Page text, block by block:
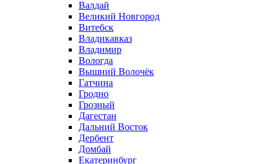
Валдай
Великий Новгород
Витебск
Владикавказ
Владимир
Вологда
Вышний Волочёк
Гатчина
Гродно
Грозный
Дагестан
Дальний Восток
Дербент
Домбай
Екатеринбург